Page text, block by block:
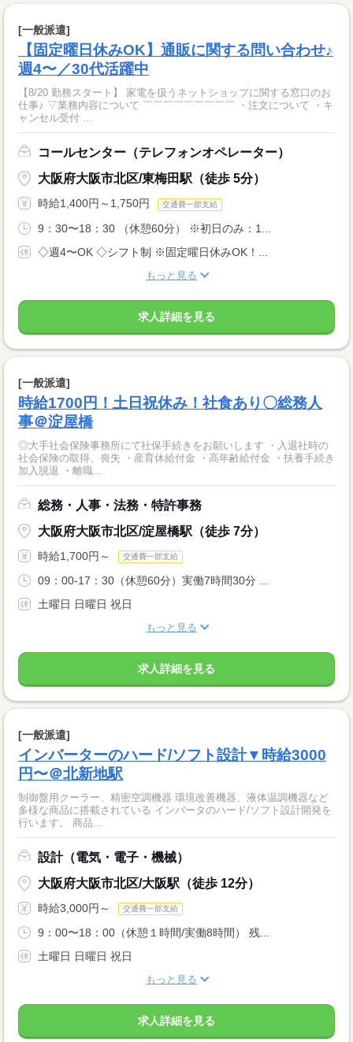
[一般派遣]
【固定曜日休みOK】通販に関する問い合わせ♪
週4〜／30代活躍中
【8/20 勤務スタート】 家電を扱うネットショップに関する窓口のお
仕事♪ ▽業務内容について ￣￣￣￣￣￣￣￣￣ ・注文について ・キ
ャンセル受付 ...
コールセンター（テレフォンオペレーター）
大阪府大阪市北区/東梅田駅（徒歩 5分）
時給1,400円～1,750円 交通費一部支給
9：30〜18：30 （休憩60分） ※初日のみ：1...
◇週4〜OK ◇シフト制 ※固定曜日休みOK！...
もっと見る
求人詳細を見る
[一般派遣]
時給1700円！土日祝休み！社食あり〇総務人
事＠淀屋橋
◎大手社会保険事務所にて社保手続きをお願いします ・入退社時の
社会保険の取得、喪失 ・産育休給付金 ・高年齢給付金 ・扶養手続き
加入脱退 ・離職...
総務・人事・法務・特許事務
大阪府大阪市北区/淀屋橋駅（徒歩 7分）
時給1,700円～ 交通費一部支給
09：00-17：30（休憩60分）実働7時間30分 ...
土曜日 日曜日 祝日
もっと見る
求人詳細を見る
[一般派遣]
インバーターのハード/ソフト設計▼時給3000
円〜＠北新地駅
制御盤用クーラー、精密空調機器 環境改善機器、液体温調機器など
多様な商品に搭載されている インバータのハード/ソフト設計開発を
行います。 商品...
設計（電気・電子・機械）
大阪府大阪市北区/大阪駅（徒歩 12分）
時給3,000円～ 交通費一部支給
9：00〜18：00（休憩１時間/実働8時間） 残...
土曜日 日曜日 祝日
もっと見る
求人詳細を見る